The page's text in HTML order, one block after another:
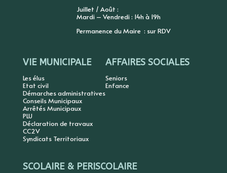
Juillet / Août :
Mardi – Vendredi : 14h à 19h
Permanence du Maire : sur RDV
VIE MUNICIPALE
Les élus
Etat civil
Démarches administratives
Conseils Municipaux
Arrêtés Municipaux
PLU
Déclaration de travaux
CC2V
Syndicats Territoriaux
AFFAIRES SOCIALES
Seniors
Enfance
SCOLAIRE & PERISCOLAIRE